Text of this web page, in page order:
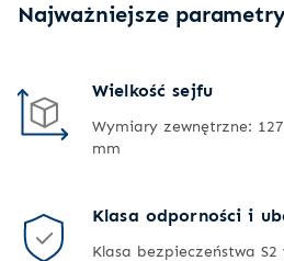
Najważniejsze
Wielkość sejfu
Wymiary zewnętrzne:
mm
Klasa odporności i
Klasa bezpieczeństwa S2